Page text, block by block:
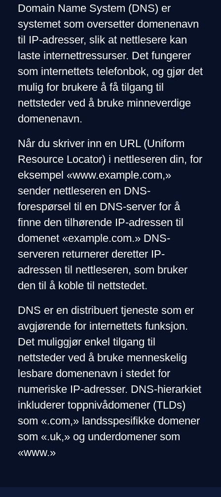
Domain Name System (DNS) er
systemet som oversetter domenenavn
til IP-adresser, slik at nettlesere kan
laste internettressurser. Det fungerer
som internettets telefonbok, og gjør det
mulig for brukere å få tilgang til
nettsteder ved å bruke minneverdige
domenenavn.
Når du skriver inn en URL (Uniform
Resource Locator) i nettleseren din, for
eksempel «www.example.com,»
sender nettleseren en DNS-
forespørsel til en DNS-server for å
finne den tilhørende IP-adressen til
domenet «example.com.» DNS-
serveren returnerer deretter IP-
adressen til nettleseren, som bruker
den til å koble til nettstedet.
DNS er en distribuert tjeneste som er
avgjørende for internettets funksjon.
Det muliggjør enkel tilgang til
nettsteder ved å bruke menneskelig
lesbare domenenavn i stedet for
numeriske IP-adresser. DNS-hierarkiet
inkluderer toppnivådomener (TLDs)
som «.com,» landsspesifikke domener
som «.uk,» og underdomener som
«www.»